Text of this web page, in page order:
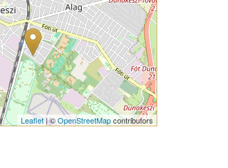
Leaflet| ©OpenStreetMapcontributors